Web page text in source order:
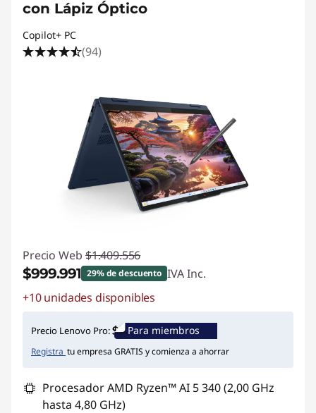
con Lápiz Óptico
Copilot+ PC
(94)
Precio Web $1.409.556
$999.991 29% de descuento IVA Inc.
Ahorros instantáneos :
+10 unidades disponibles
Precio Lenovo Pro: Para miembros
Registra tu empresa GRATIS y comienza a ahorrar
Procesador AMD Ryzen™ AI 5 340 (2,00 GHz
hasta 4,80 GHz)